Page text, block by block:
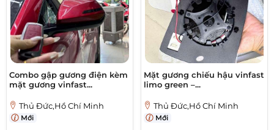
Combo gập gương điện kèm
mặt gương vinfast...
Thủ Đức,Hồ Chí Minh
Mới
Mặt gương chiếu hậu vinfast
limo green –...
Thủ Đức,Hồ Chí Minh
Mới